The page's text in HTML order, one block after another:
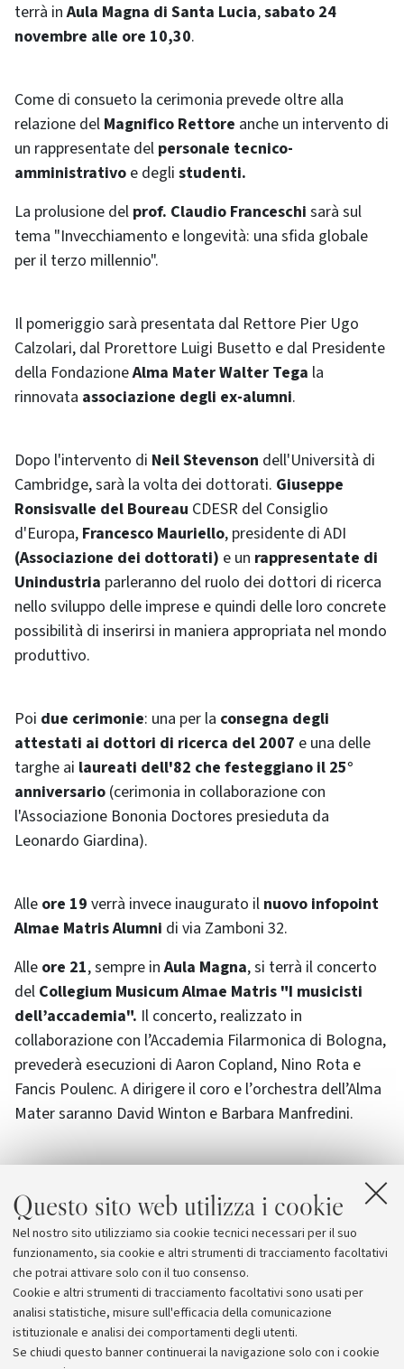
Questo sito web utilizza i cookie
Nel nostro sito utilizziamo sia cookie tecnici necessari per il suo
funzionamento, sia cookie e altri strumenti di tracciamento facoltativi
che potrai attivare solo con il tuo consenso.
Cookie e altri strumenti di tracciamento facoltativi sono usati per
analisi statistiche, misure sull'efficacia della comunicazione
istituzionale e analisi dei comportamenti degli utenti.
Se chiudi questo banner continuerai la navigazione solo con i cookie
terrà inAula Magna di Santa Lucia,sabato 24
novembre alle ore 10,30.
Come di consueto la cerimonia prevede oltre alla
relazione del Magnifico Rettore anche un intervento di
un rappresentate del personale tecnico-
amministrativo e degli studenti.
La prolusione del prof. Claudio Franceschi sarà sul
tema "Invecchiamento e longevità: una sfida globale
per il terzo millennio".
Il pomeriggio sarà presentata dal Rettore Pier Ugo
Calzolari, dal Prorettore Luigi Busetto e dal Presidente
della FondazioneAlma Mater Walter Tega la
rinnovata associazione degli ex-alumni.
Dopo l'intervento di Neil Stevenson dell'Università di
Cambridge, sarà la volta dei dottorati. Giuseppe
Ronsisvalle del Boureau CDESR del Consiglio
d'Europa, Francesco Mauriello, presidente di ADI
(Associazione dei dottorati) e un rappresentate di
Unindustria parleranno del ruolo dei dottori di ricerca
nello sviluppo delle imprese e quindi delle loro concrete
possibilità di inserirsi in maniera appropriata nel mondo
produttivo.
Poi due cerimonie: una per la consegna degli
attestati ai dottori di ricerca del 2007 e una delle
targhe ai laureati dell'82 che festeggiano il 25°
anniversario (cerimonia in collaborazione con
l'Associazione Bononia Doctores presieduta da
Leonardo Giardina).
Alle ore 19 verrà invece inaugurato il nuovo infopoint
Almae Matris Alumni di via Zamboni 32.
Alle ore 21, sempre inAula Magna, si terrà il concerto
del Collegium Musicum Almae Matris "I musicisti
dell’accademia". Il concerto, realizzato in
collaborazione con l’Accademia Filarmonica di Bologna,
prevederà esecuzioni di Aaron Copland, Nino Rota e
Fancis Poulenc. A dirigere il coro e l’orchestra dell’Alma
Mater saranno David Winton e Barbara Manfredini.
inaugurazione dell'anno accademico è consentito
soltanto con l’invito e deve avvenire entro le 10.15. Il
concerto è ad ingresso libero fino ad esaurimento dei
posti info:collegium@unibo.it